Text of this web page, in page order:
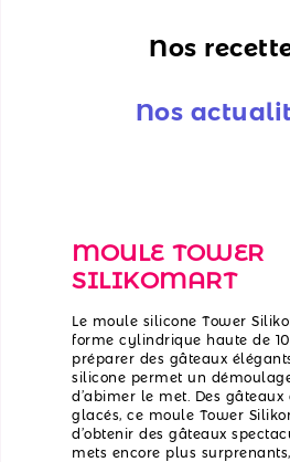
Nos
Nos
MOULE TOWER
SILIKOMART
Le moule silicone Tower
forme cylindrique haute de
préparer des gâteaux
silicone permet un
d’abimer le met. Des gâteaux
glacés, ce moule Tower
d’obtenir des gâteaux
mets encore plus